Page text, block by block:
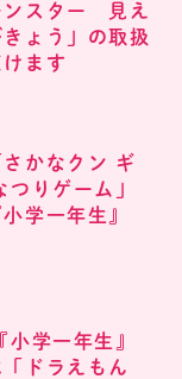
ンスター 見え
ょう」の取扱
ます
かなクン ギ
つりゲーム」
学一年生』
小学一年生』
ドラえもん